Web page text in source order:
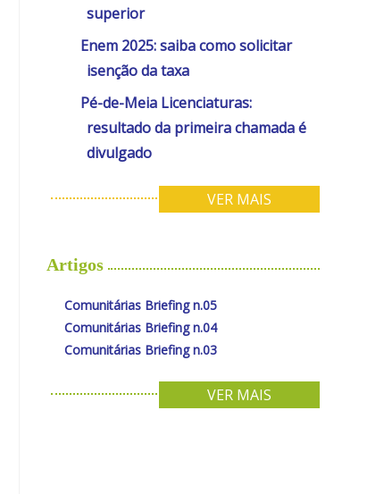
superior
Enem 2025: saiba como solicitar
isenção da taxa
Pé-de-Meia Licenciaturas:
resultado da primeira chamada é
divulgado
VER MAIS
Artigos
Comunitárias Briefing n.05
Comunitárias Briefing n.04
Comunitárias Briefing n.03
VER MAIS